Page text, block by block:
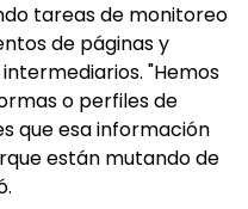
tareas de monitoreo
de páginas y
"Hemos
o perfiles de
que esa información
están mutando de